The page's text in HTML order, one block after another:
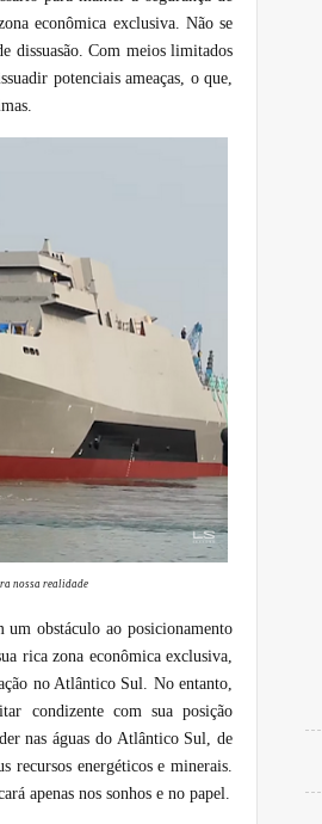
econômica exclusiva. Não se
dissuasão. Com meios limitados
potenciais ameaças, o que,
nossa realidade
um obstáculo ao posicionamento
rica zona econômica exclusiva,
no Atlântico Sul. No entanto,
condizente com sua posição
nas águas do Atlântico Sul, de
recursos energéticos e minerais.
apenas nos sonhos e no papel.